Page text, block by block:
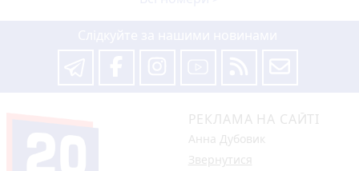
РЕКЛАМА НА САЙТІ
Анна Дубовик
Звернутися